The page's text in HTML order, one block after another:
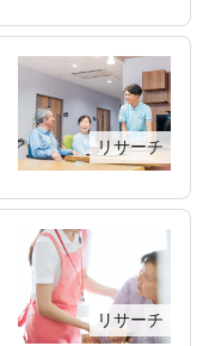
リサーチ
リサーチ